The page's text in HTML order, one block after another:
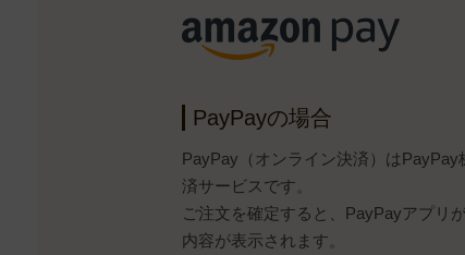
PayPayの場合
PayPay（オンライン決済）は
済サービスです。
ご注文を確定すると、PayPayアプリ
内容が表示されます。